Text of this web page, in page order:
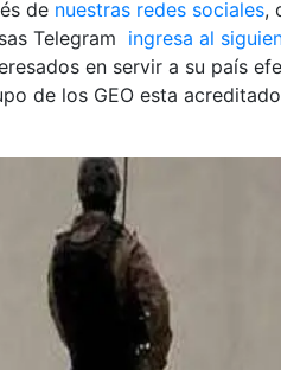
de nuestras redes sociales,
Telegram ingresa al
en servir a su país
de los GEO esta